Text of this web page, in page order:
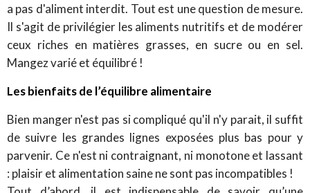
a pas d'aliment interdit. Tout est une question de mesure.
Il s'agit de privilégier les aliments nutritifs et de modérer
ceux riches en matières grasses, en sucre ou en sel.
Mangez varié et équilibré !
Les bienfaits de l’équilibre alimentaire
Bien manger n'est pas si compliqué qu'il n'y parait, il suffit
de suivre les grandes lignes exposées plus bas pour y
parvenir. Ce n'est ni contraignant, ni monotone et lassant
: plaisir et alimentation saine ne sont pas incompatibles !